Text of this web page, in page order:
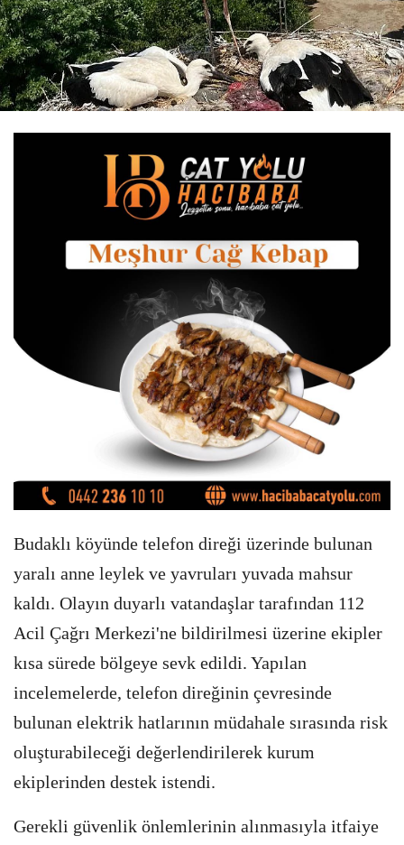
Budaklı köyünde telefon direği üzerinde bulunan
yaralı anne leylek ve yavruları yuvada mahsur
kaldı. Olayın duyarlı vatandaşlar tarafından 112
Acil Çağrı Merkezi'ne bildirilmesi üzerine ekipler
kısa sürede bölgeye sevk edildi. Yapılan
incelemelerde, telefon direğinin çevresinde
bulunan elektrik hatlarının müdahale sırasında risk
oluşturabileceği değerlendirilerek kurum
ekiplerinden destek istendi.
Gerekli güvenlik önlemlerinin alınmasıyla itfaiye